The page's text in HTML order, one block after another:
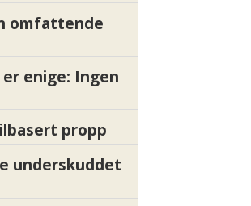
omfattende
enige: Ingen
propp
underskuddet